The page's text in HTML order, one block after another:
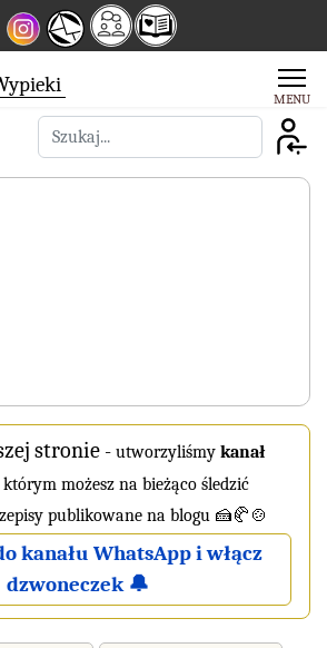
Szukaj
stronie - utworzyliśmy kanał
możesz na bieżąco śledzić
publikowane na blogu 🍰🥐🍲
kanału WhatsApp i włącz
dzwoneczek 🔔